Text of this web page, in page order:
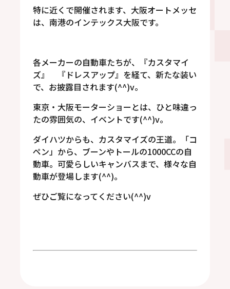
特に近くで開催されます、大阪オートメッセ
は、南港のインテックス大阪です。
各メーカーの自動車たちが、『カスタマイ
ズ』 『ドレスアップ』を経て、新たな装い
で、お披露目されます(^^)v。
東京・大阪モーターショーとは、ひと味違っ
たの雰囲気の、イベントです(^^)v。
ダイハツからも、カスタマイズの王道。「コ
ペン」から、ブーンやトールの1000CCの自
動車。可愛らしいキャンバスまで、様々な自
動車が登場します(^^)。
ぜひご覧になってください(^^)v